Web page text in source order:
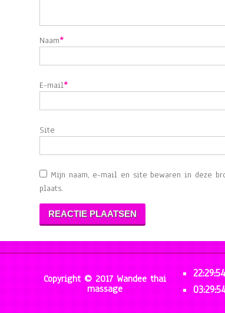
Naam*
E-mail*
Site
Mijn naam, e-mail en site bewaren in deze
plaats.
Copyright © 2017 Wandee thai
massage
22:29:55